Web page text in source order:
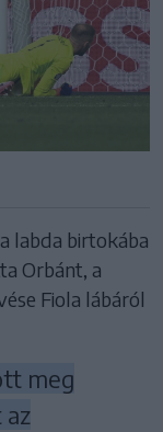
labda birtokába
Orbánt, a
Fiola lábáról
meg
az